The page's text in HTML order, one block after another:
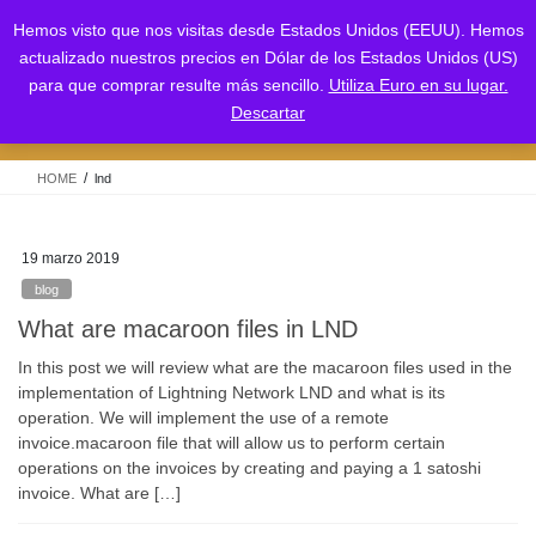
contenido
navegación
lnd
HOME lnd
19 marzo 2019
blog
What are macaroon files in LND
In this post we will review what are the macaroon files used in the
implementation of Lightning Network LND and what is its
operation. We will implement the use of a remote
invoice.macaroon file that will allow us to perform certain
operations on the invoices by creating and paying a 1 satoshi
invoice. What are […]
Hemos visto que nos visitas desde Estados Unidos (EEUU). Hemos
actualizado nuestros precios en Dólar de los Estados Unidos (US)
para que comprar resulte más sencillo. Utiliza Euro en su lugar.
Descartar